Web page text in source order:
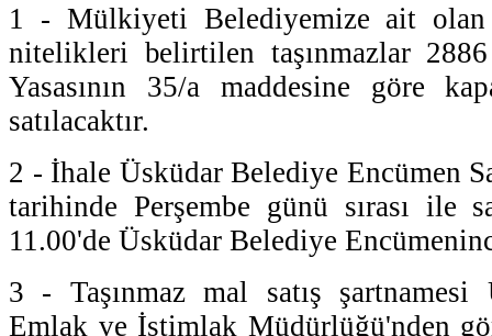
1 - Mülkiyeti Belediyemize ait olan
nitelikleri belirtilen taşınmazlar
Yasasının 35/a maddesine göre
satılacaktır.
2 - İhale Üsküdar Belediye Encümen
tarihinde Perşembe günü sırası ile
11.00'de Üsküdar Belediye
3 - Taşınmaz mal satış şartnamesi
Emlak ve İstimlak Müdürlüğü'nden